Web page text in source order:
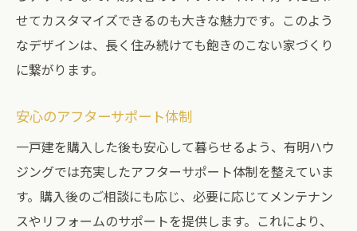
省エネ設計で実現するコスト削減
地球に優しい持続可能な暮らし
次世代のための持続可能な住まい
せてカスタマイズできるのも大きな魅力です。このよう
なデザインは、長く住み続けても飽きのこない家づくり
に繋がります。
安心のアフターサポート体制
一戸建を購入した後も安心して暮らせるよう、有明ハウ
ジングでは充実したアフターサポート体制を整えていま
す。購入後のご相談にも応じ、必要に応じてメンテナン
スやリフォームのサポートを提供します。これにより、